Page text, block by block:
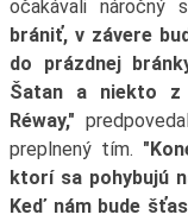
očakávali náročný
brániť, v závere
do prázdnej
Šatan a niekto z
Réway,"
preplnený tím.
ktorí sa pohybujú
Keď nám bude